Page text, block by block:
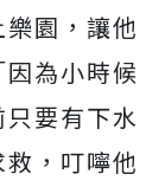
園，讓他
因為小時候
只要有下水
， 叮嚀他